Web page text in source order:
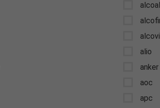
alio
anker
aoc
apc